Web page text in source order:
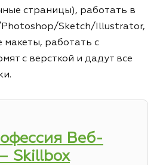
страницы), работать в
Sketch/Illustrator,
работать с
с версткой и дадут все
Веб-
Skillbox